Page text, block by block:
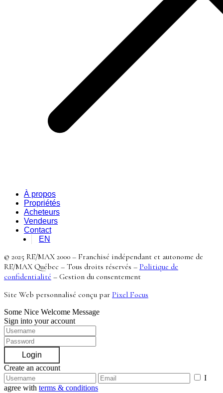
À propos
Propriétés
Acheteurs
Vendeurs
Contact
EN
© 2025 RE/MAX 2000 – Franchisé indépendant et autonome de
RE/MAX Québec – Tous droits réservés – Politique de
confidentialité – Gestion du consentement
Site Web personnalisé conçu par Pixel Focus
Some Nice Welcome Message
Sign into your account
Login
Create an account
I
agree with terms & conditions